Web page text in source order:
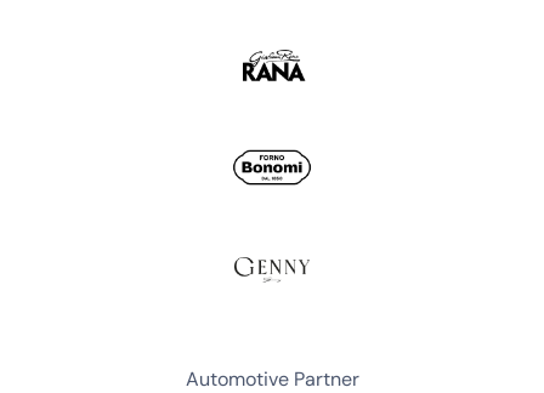
Automotive Partner